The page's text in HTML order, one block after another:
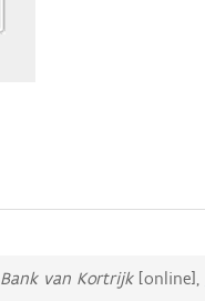
Bank van Kortrijk[online],